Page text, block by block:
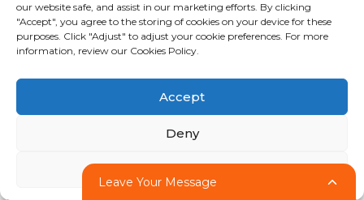
suntikan untuk membuat produk plastik.
Anda tidak perlu risau produk atau reka bentuk
anda bocor atau terjual. Kami ialah pengeluar
OEM&ODM, dan pembuat acuan profesional; kami
tidak menjual produk. Kami hanya menyesuaikan
produk untuk pelanggan kami. Sudah tentu, jika
anda tidak selesa, kami juga boleh menandatangani
Leave Your Message
our website safe, and assist in our marketing efforts. By clicking
"Accept", you agree to the storing of cookies on your device for these
purposes. Click "Adjust" to adjust your cookie preferences. For more
information, review our Cookies Policy.
Accept
Deny